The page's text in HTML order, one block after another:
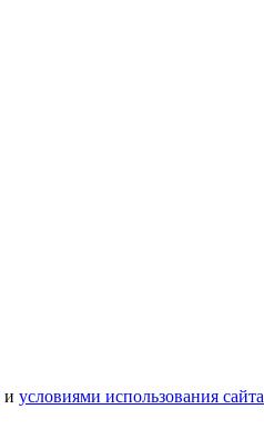
и условиями использования сайта